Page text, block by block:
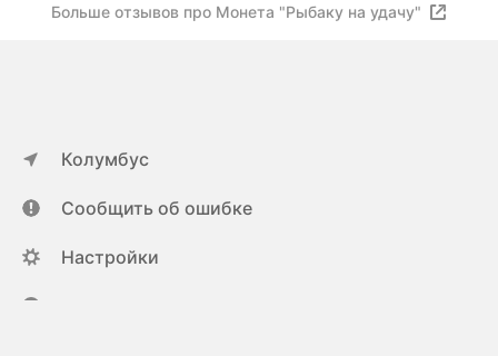
Больше отзывов про Монета "Рыбаку на удачу"
Колумбус
Сообщить об ошибке
Настройки